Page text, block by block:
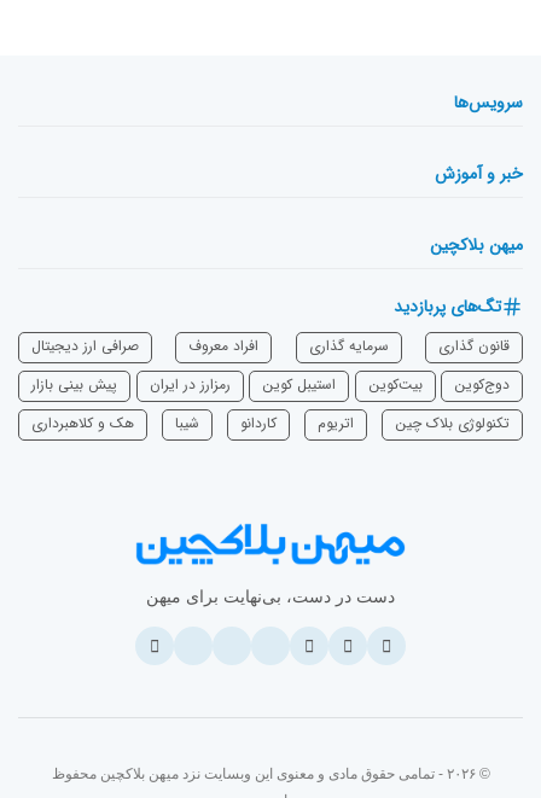
سرویس‌ها
خبر و آموزش
میهن بلاکچین
تگ‌های پربازدید
قانون گذاری سرمایه‌ گذاری افراد معروف
صرافی ارز دیجیتال
دوج‌کوین
بیت‌کوین استیبل کوین رمزارز در ایران
پیش بینی بازار
تکنولوژی بلاک چین
اتریوم ‌کاردانو شیبا هک و کلاهبرداری
دست در دست، بی‌نهایت برای میهن
© ۲۰۲۶ - تمامی حقوق مادی و معنوی این وبسایت نزد میهن بلاکچین محفوظ